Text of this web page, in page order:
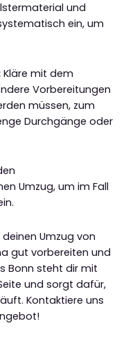
und
ein, um
Kläre mit dem
Vorbereitungen
müssen, zum
Durchgänge oder
Umzug, um im Fall
Umzug von
gut vorbereiten und
Bonn steht dir mit
und sorgt dafür,
Kontaktiere uns